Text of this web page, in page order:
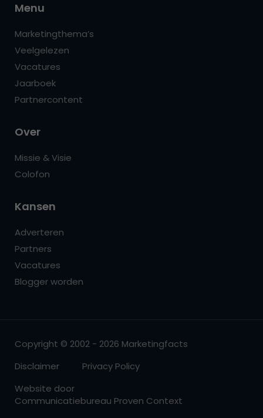
Menu
Marketingthema’s
Veelgelezen
Vacatures
Jaarboek
Partnercontent
Over
Missie & Visie
Colofon
Kansen
Adverteren
Partners
Vacatures
Blogger worden
Copyright © 2002 - 2026 Marketingfacts
Disclaimer
Privacy Policy
Website door
Communicatiebureau Proven Context